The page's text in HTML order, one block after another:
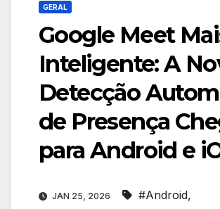
GERAL
Google Meet
Inteligente: A
Detecção
de Presença
para Android e
JAN 25, 2026 #Android,